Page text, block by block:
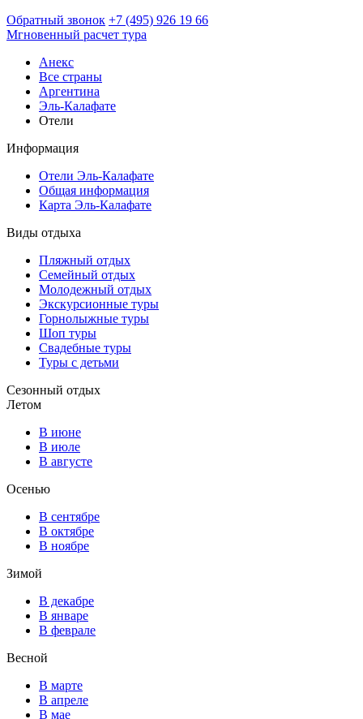
Обратный звонок +7 (495) 926 19 66
Мгновенный расчет тура
Анекс
Все страны
Аргентина
Эль-Калафате
Отели
Информация
Отели Эль-Калафате
Общая информация
Карта Эль-Калафате
Виды отдыха
Пляжный отдых
Семейный отдых
Молодежный отдых
Экскурсионные туры
Горнолыжные туры
Шоп туры
Свадебные туры
Туры с детьми
Сезонный отдых
Летом
В июне
В июле
В августе
Осенью
В сентябре
В октябре
В ноябре
Зимой
В декабре
В январе
В феврале
Весной
В марте
В апреле
В мае